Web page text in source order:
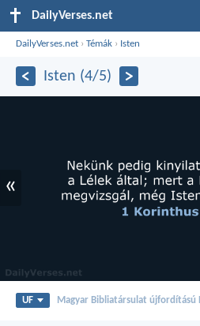
DailyVerses.net
DailyVerses.net ›Témák › Isten
Isten (4/5)
«
UF Magyar Bibliatársulat újfordítású